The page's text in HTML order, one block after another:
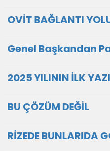
OVİT BAĞLANTI
Genel Başkandan
2025 YILININ İLK
BU ÇÖZÜM DEĞİL
RİZEDE BUNLARIDA